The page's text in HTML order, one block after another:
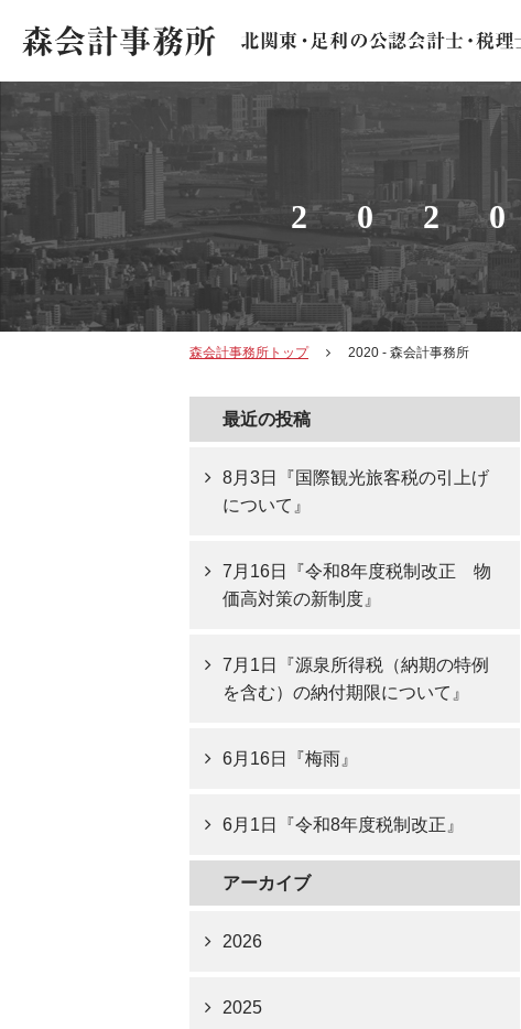
森会計事務所トップ 2020 - 森会計事務所
最近の投稿
8月3日『国際観光旅客税の引上げ
について』
7月16日『令和8年度税制改正 物
価高対策の新制度』
7月1日『源泉所得税（納期の特例
を含む）の納付期限について』
6月16日『梅雨』
6月1日『令和8年度税制改正』
アーカイブ
2026
2025